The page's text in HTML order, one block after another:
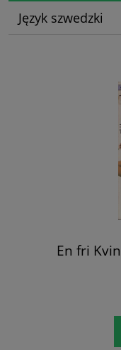
Język szwedzki
En fri